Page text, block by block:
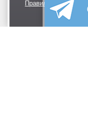
Правилами портала